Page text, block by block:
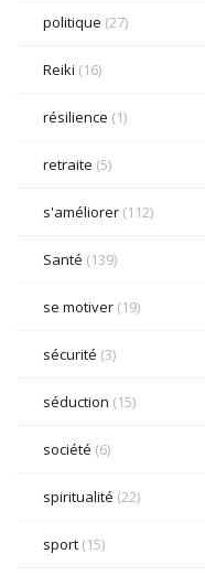
politique (27)
Reiki (16)
résilience (1)
retraite (5)
s'améliorer (112)
Santé (139)
se motiver (19)
sécurité (3)
séduction (15)
société (6)
spiritualité (22)
sport (15)